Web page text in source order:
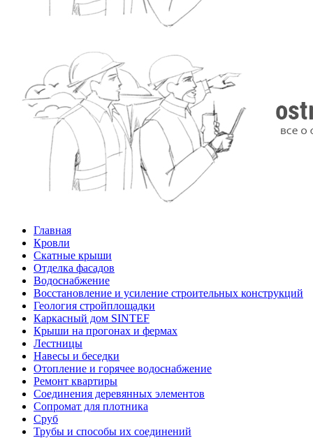
Главная
Кровли
Скатные крыши
Отделка фасадов
Водоснабжение
Восстановление и усиление строительных конструкций
Геология стройплощадки
Каркасный дом SINTEF
Крыши на прогонах и фермах
Лестницы
Навесы и беседки
Отопление и горячее водоснабжение
Ремонт квартиры
Соединения деревянных элементов
Сопромат для плотника
Сруб
Трубы и способы их соединений